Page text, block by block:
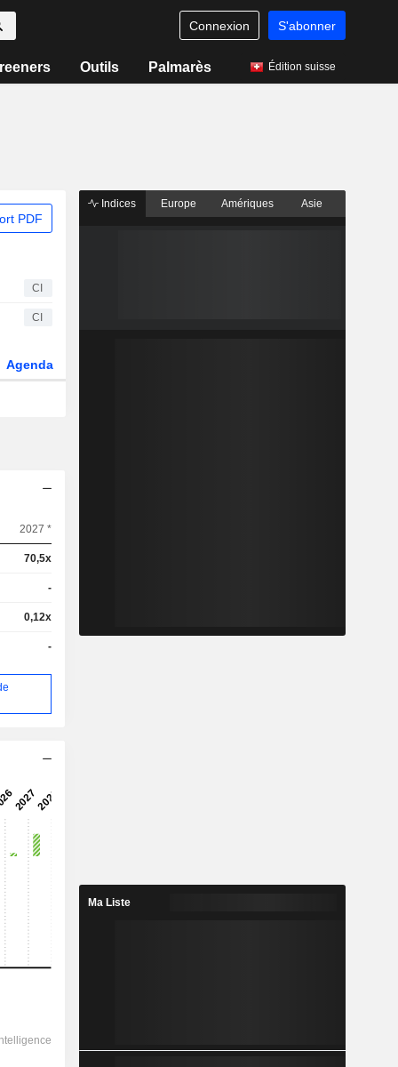
Connexion S'abonner
Outils Palmarès Édition suisse
PDF
CI
CI
Agenda
2027 *
70,5x
-
0,12x
-
Indices Europe Amériques Asie
Ma Liste